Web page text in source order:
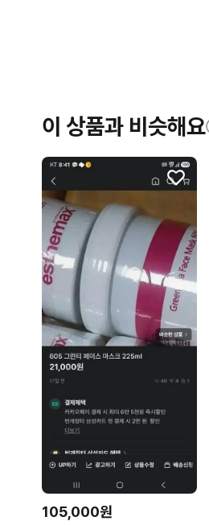
이 상품과 비슷해요
105,000원